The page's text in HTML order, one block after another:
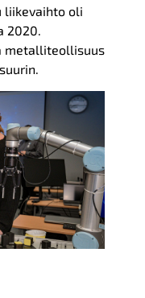
liikevaihto oli
2020.
metalliteollisuus